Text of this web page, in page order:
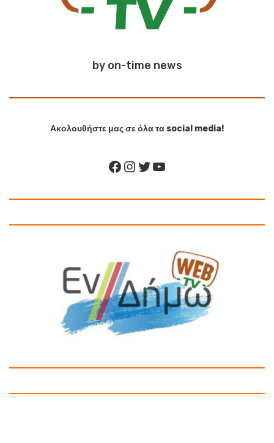
by on-time news
Ακολουθήστε μας σε όλα τα social media!